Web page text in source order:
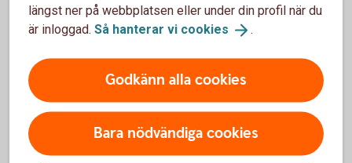
Om jag råkar köra på ett rådjur, får jag
Kan jag semestra utomlands med min bil?
Om jag lånar ut bilen, får jag ersättning vid skada
längst ner på webbplatsen eller under din profil när du
är inloggad. Så hanterar vi cookies .
Godkänn alla cookies
Bara nödvändiga cookies